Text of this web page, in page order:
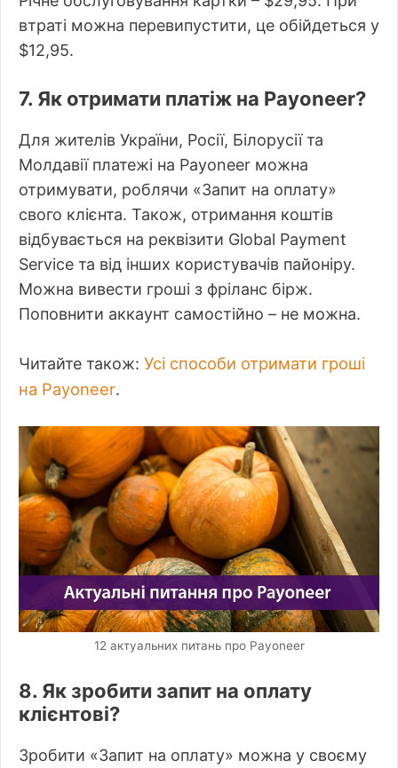
втраті можна перевипустити, це обійдеться у
$12,95.
7. Як отримати платіж на Payoneer?
Для жителів України, Росії, Білорусії та
Молдавії платежі на Payoneer можна
отримувати, роблячи «Запит на оплату»
свого клієнта. Також, отримання коштів
відбувається на реквізити Global Payment
Service та від інших користувачів пайоніру.
Можна вивести гроші з фріланс бірж.
Поповнити аккаунт самостійно – не можна.
Читайте також: Усі способи отримати гроші
на Payoneer.
12 актуальних питань про Payoneer
8. Як зробити запит на оплату
клієнтові?
Зробити «Запит на оплату» можна у своєму